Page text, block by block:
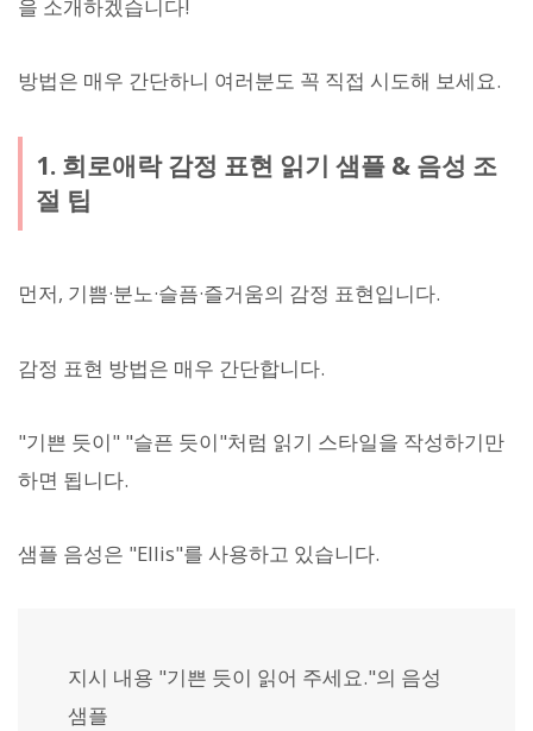
을 소개하겠습니다!
방법은 매우 간단하니 여러분도 꼭 직접 시도해 보세요.
1. 희로애락 감정 표현 읽기 샘플 & 음성 조
절 팁
먼저, 기쁨·분노·슬픔·즐거움의 감정 표현입니다.
감정 표현 방법은 매우 간단합니다.
"기쁜 듯이" "슬픈 듯이"처럼 읽기 스타일을 작성하기만
하면 됩니다.
샘플 음성은 "Ellis"를 사용하고 있습니다.
지시 내용 "기쁜 듯이 읽어 주세요."의 음성
샘플